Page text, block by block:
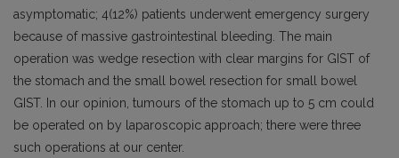
asymptomatic; 4(12%) patients underwent emergency surgery
because of massive gastrointestinal bleeding. The main
operation was wedge resection with clear margins for GIST of
the stomach and the small bowel resection for small bowel
GIST. In our opinion, tumours of the stomach up to 5 cm could
be operated on by laparoscopic approach; there were three
such operations at our center.